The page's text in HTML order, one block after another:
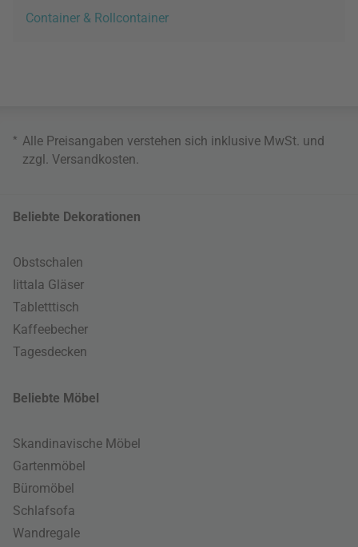
Container & Rollcontainer
* Alle Preisangaben verstehen sich inklusive MwSt. und
zzgl. Versandkosten.
Beliebte Dekorationen
Obstschalen
Iittala Gläser
Tabletttisch
Kaffeebecher
Tagesdecken
Beliebte Möbel
Skandinavische Möbel
Gartenmöbel
Büromöbel
Schlafsofa
Wandregale